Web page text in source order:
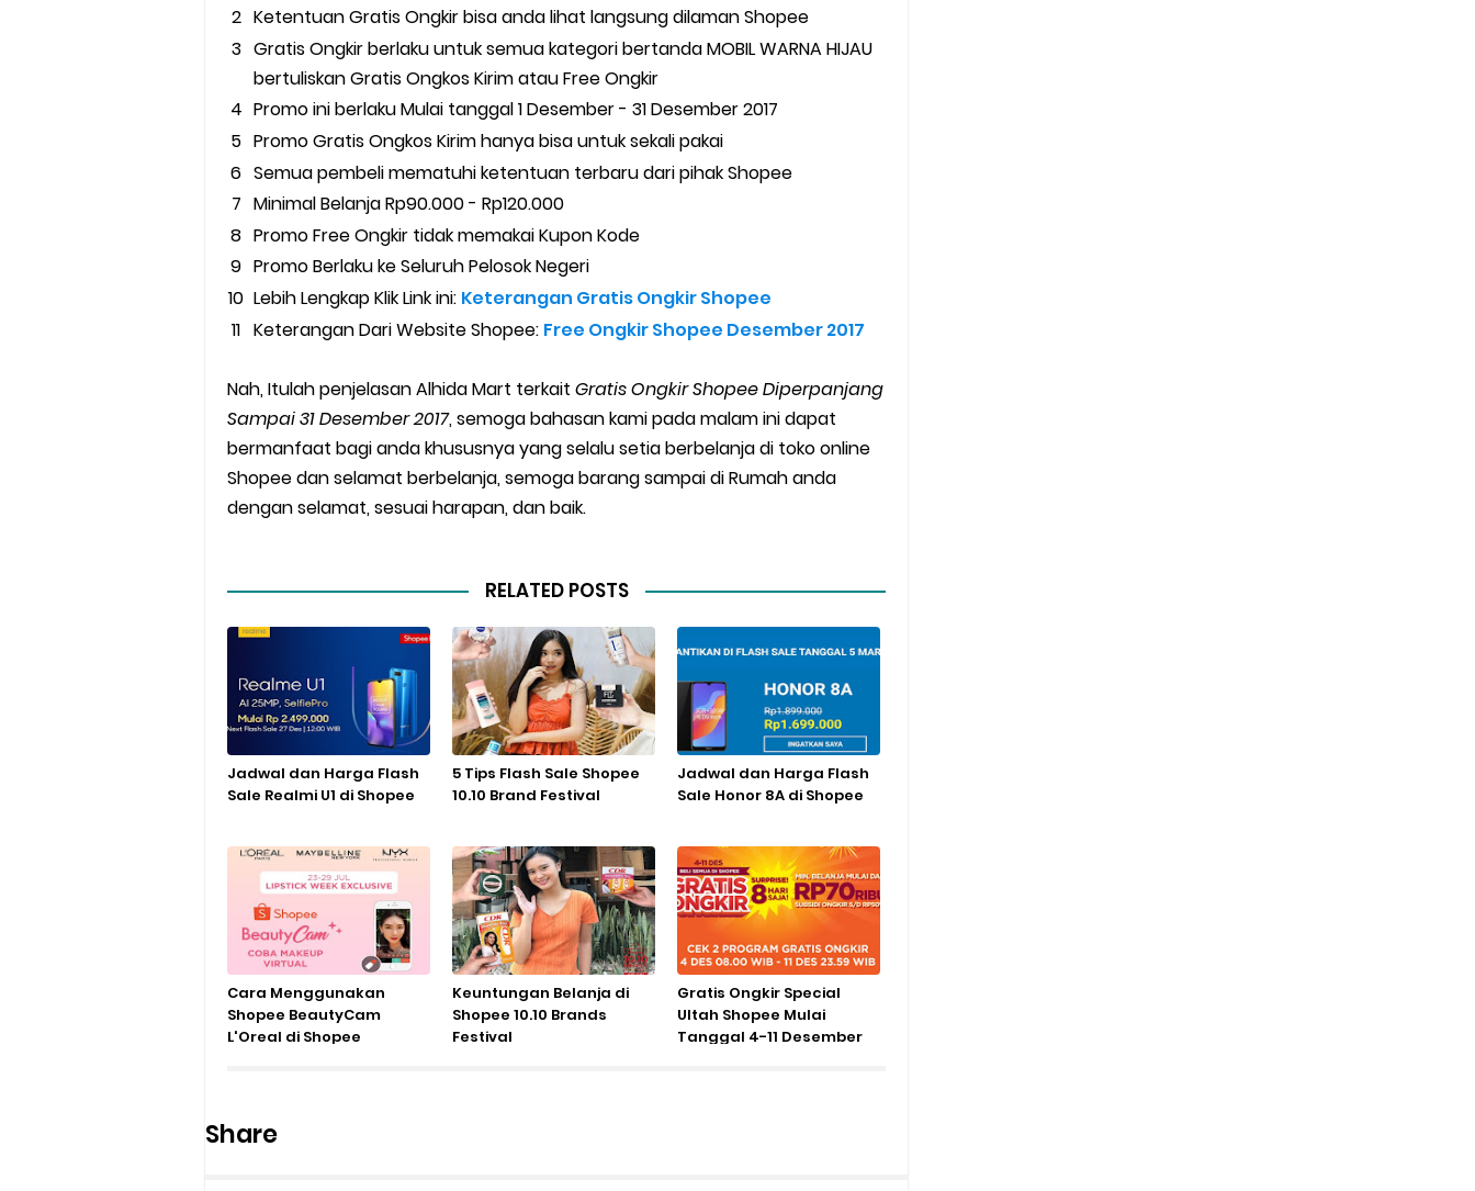
Ketentuan Gratis Ongkir bisa anda lihat langsung dilaman Shopee
Gratis Ongkir berlaku untuk semua kategori bertanda MOBIL WARNA HIJAU
bertuliskan Gratis Ongkos Kirim atau Free Ongkir
Promo ini berlaku Mulai tanggal 1 Desember - 31 Desember 2017
Promo Gratis Ongkos Kirim hanya bisa untuk sekali pakai
Semua pembeli mematuhi ketentuan terbaru dari pihak Shopee
Minimal Belanja Rp90.000 - Rp120.000
Promo Free Ongkir tidak memakai Kupon Kode
Promo Berlaku ke Seluruh Pelosok Negeri
Lebih Lengkap Klik Link ini: Keterangan Gratis Ongkir Shopee
Keterangan Dari Website Shopee: Free Ongkir Shopee Desember 2017
Nah, Itulah penjelasan Alhida Mart terkait Gratis Ongkir Shopee Diperpanjang
Sampai 31 Desember 2017, semoga bahasan kami pada malam ini dapat
bermanfaat bagi anda khususnya yang selalu setia berbelanja di toko online
Shopee dan selamat berbelanja, semoga barang sampai di Rumah anda
dengan selamat, sesuai harapan, dan baik.
RELATED POSTS
Jadwal dan Harga Flash
Sale Realmi U1 di Shopee
5 Tips Flash Sale Shopee
10.10 Brand Festival
Jadwal dan Harga Flash
Sale Honor 8A di Shopee
Cara Menggunakan
Shopee BeautyCam
L'Oreal di Shopee
Keuntungan Belanja di
Shopee 10.10 Brands
Festival
Gratis Ongkir Special
Ultah Shopee Mulai
Tanggal 4-11 Desember
Share